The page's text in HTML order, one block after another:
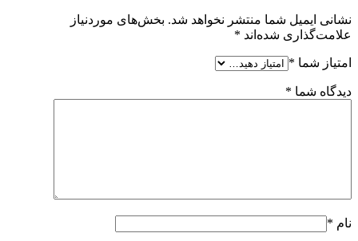
نشانی ایمیل شما منتشر نخواهد شد. بخش‌های موردنیاز
علامت‌گذاری شده‌اند *
امتیاز شما *
دیدگاه شما *
نام *